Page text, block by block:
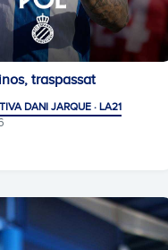
traspassat
DANI JARQUE · LA21